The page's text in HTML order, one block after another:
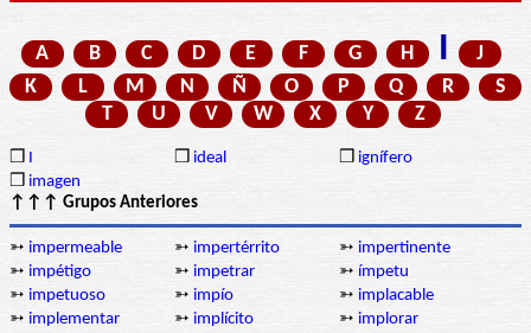
A B C D E F G H I
J
K
L M N Ñ O P Q R
S
T
U V W X Y Z
❒ I ❒ ideal ❒ ignífero
❒ imagen
↑↑↑ Grupos Anteriores
➳ impermeable ➳ impertérrito ➳ impertinente
➳ impétigo ➳ impetrar ➳ ímpetu
➳ impetuoso ➳ impío ➳ implacable
➳ implementar ➳ implícito ➳ implorar